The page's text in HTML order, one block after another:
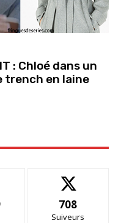
: Chloé dans un
trench en laine
708
Suiveurs